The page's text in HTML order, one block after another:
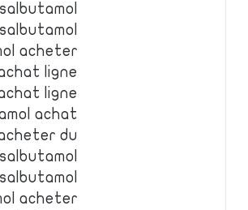
acheter
ligne
ligne
achat
du
salbutamol
acheter